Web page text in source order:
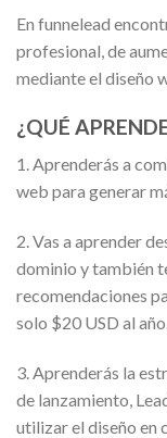
En funnelead
profesional, de
mediante el diseño
¿QUÉ
1. Aprenderás a
web para generar
2. Vas a aprender
dominio y también
recomendaciones
solo $20 USD al
3. Aprenderás la
de lanzamiento,
utilizar el diseño en